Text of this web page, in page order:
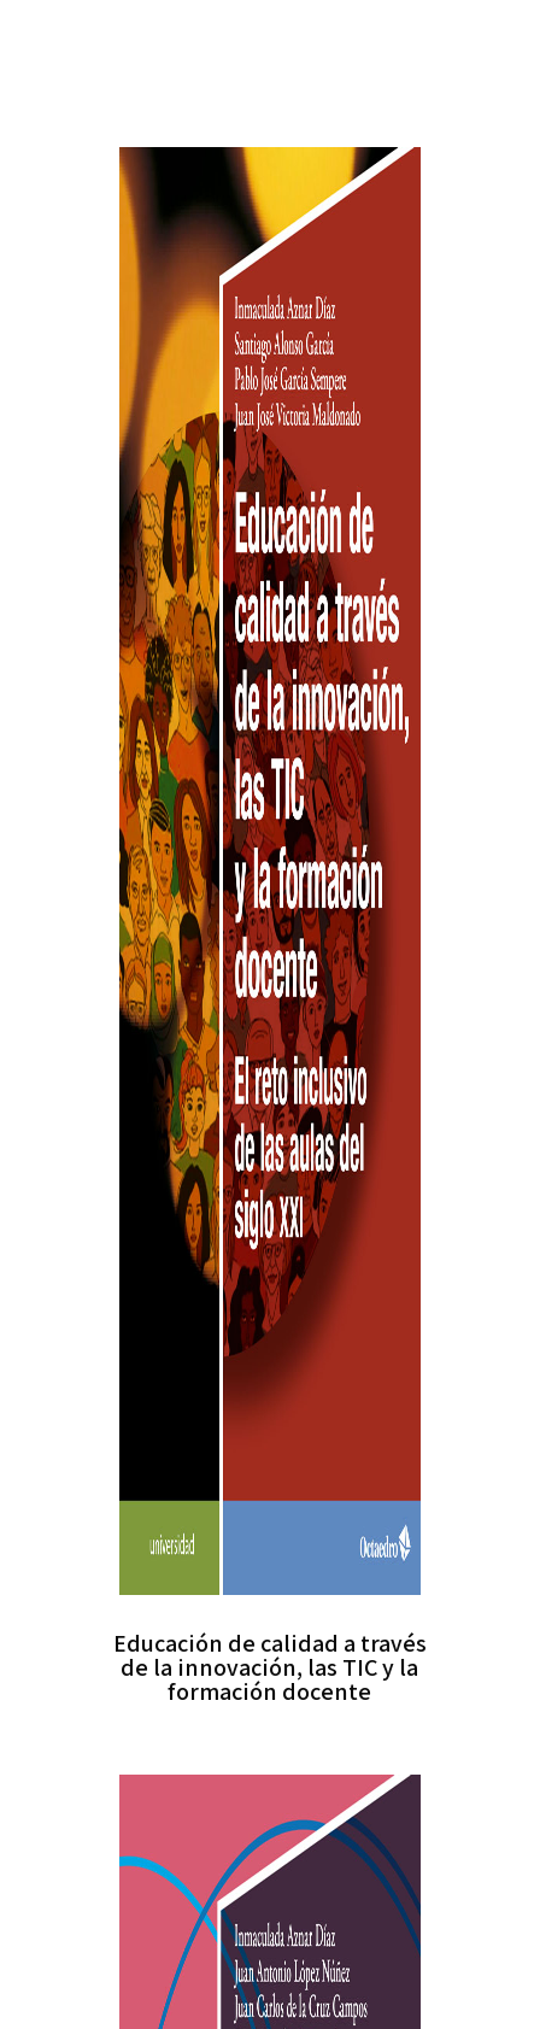
Educación de calidad a través
de la innovación, las TIC y la
formación docente